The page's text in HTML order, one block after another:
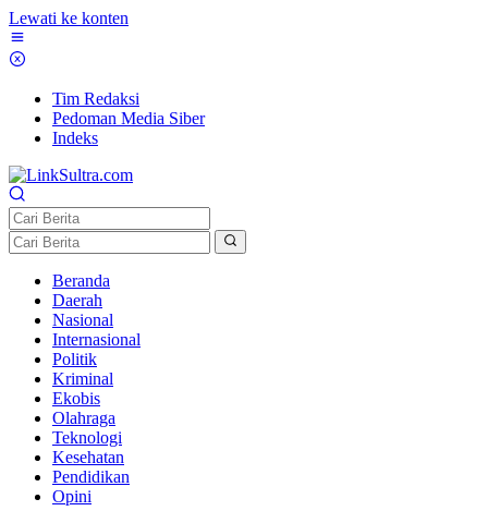
Lewati ke konten
Tim Redaksi
Pedoman Media Siber
Indeks
Beranda
Daerah
Nasional
Internasional
Politik
Kriminal
Ekobis
Olahraga
Teknologi
Kesehatan
Pendidikan
Opini